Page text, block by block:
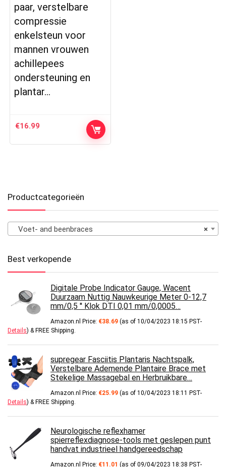
paar, verstelbare
compressie
enkelsteun voor
mannen vrouwen
achillepees
ondersteuning en
plantar…
€16.99
Productcategorieën
×
Voet- and beenbraces
Best verkopende
Digitale Probe Indicator Gauge, Wacent
Duurzaam Nuttig Nauwkeurige Meter 0-12,7
mm/0,5 '' Klok DTI 0,01 mm/0,0005…
Amazon.nl Price: €38.69 (as of 10/04/2023 18:15 PST-
Details) & FREE Shipping.
supregear Fasciitis Plantaris Nachtspalk,
Verstelbare Ademende Plantaire Brace met
Stekelige Massagebal en Herbruikbare…
Amazon.nl Price: €25.99 (as of 10/04/2023 18:11 PST-
Details) & FREE Shipping.
Neurologische reflexhamer
spierreflexdiagnose-tools met geslepen punt
handvat industrieel handgereedschap
Amazon.nl Price: €11.01 (as of 09/04/2023 18:38 PST-